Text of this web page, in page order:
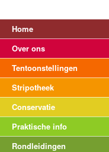
Home
Over ons
Tentoonstellingen
Stripotheek
Conservatie
Praktische info
Rondleidingen